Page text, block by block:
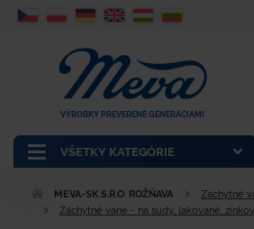
VŠETKY KATEGÓRIE
VÝROBKY PREVERENÉ GENERÁCIAMI
MEVA-SK S.R.O. ROŽŇAVA Záchytné
Záchytné vane - na sudy, lakované,